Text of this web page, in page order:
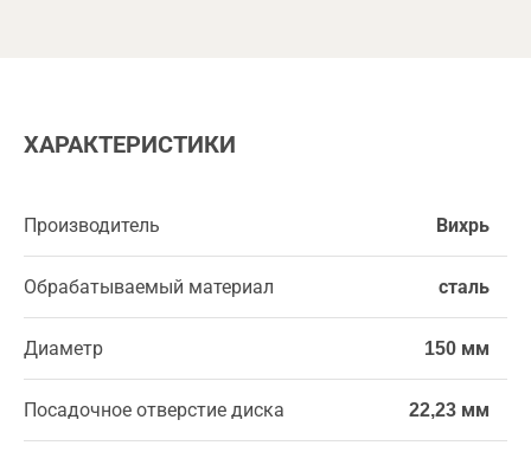
ХАРАКТЕРИСТИКИ
Производитель Вихрь
Обрабатываемый материал сталь
Диаметр 150 мм
Посадочное отверстие диска 22,23 мм